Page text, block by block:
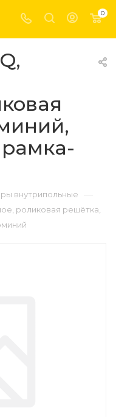
0
внутрипольные —
роликовая решётка,